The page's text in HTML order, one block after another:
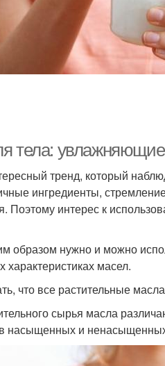
тела:
тренд, который
ингредиенты,
Поэтому интерес к
образом нужно и можно
масел.
что все растительные
сырья масла
насыщенных и